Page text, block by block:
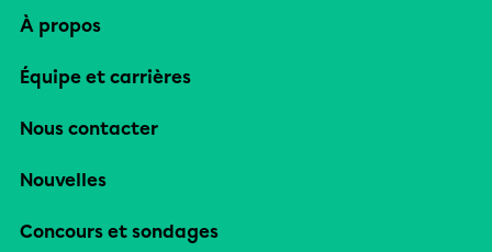
À propos
Équipe et carrières
Nous contacter
Nouvelles
Concours et sondages